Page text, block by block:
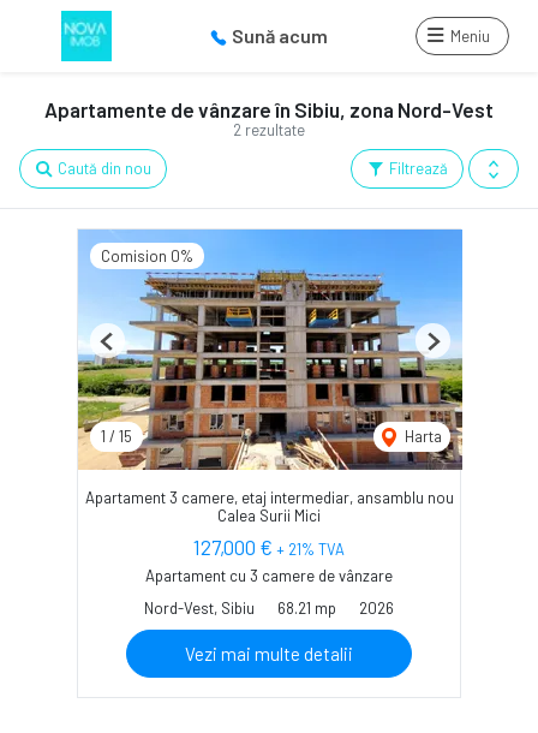
Sună acum Meniu
2 rezultate
Apartamente de vânzare în Sibiu, zona Nord-Vest
Filtrează
Caută din nou
Comision 0%
1 / 15 Harta
Previous Next
Apartament 3 camere, etaj intermediar, ansamblu nou
Calea Surii Mici
127,000 € + 21% TVA
Apartament cu 3 camere de vânzare
Nord-Vest, Sibiu
68.21 mp 2026
Vezi mai multe detalii